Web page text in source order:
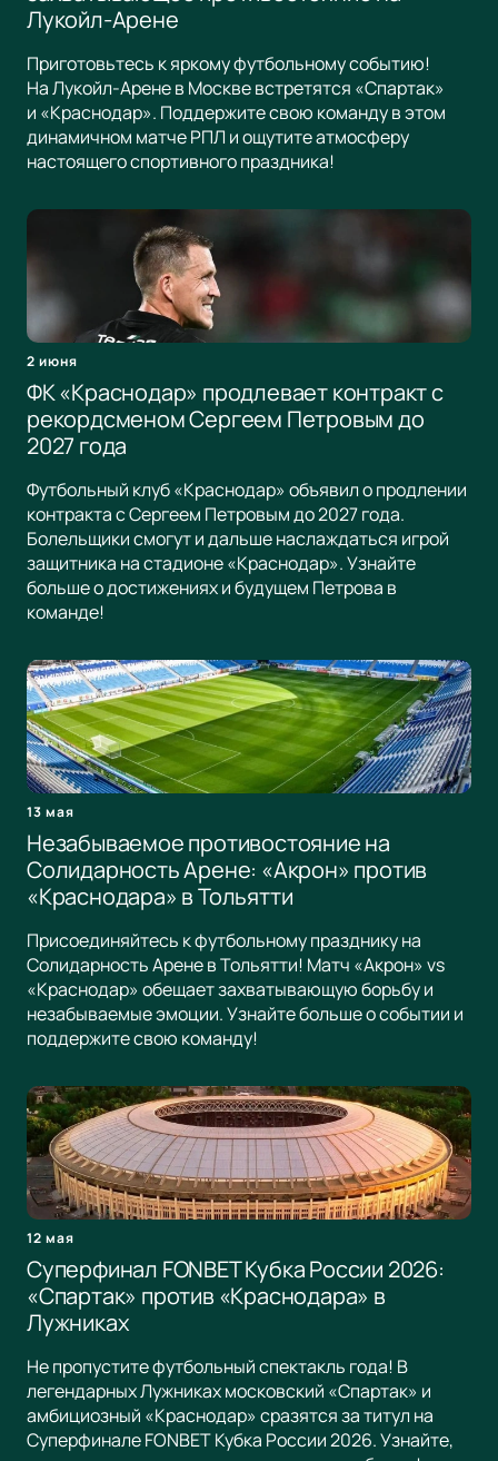
Лукойл-Арене
Приготовьтесь к яркому футбольному событию!
На Лукойл-Арене в Москве встретятся «Спартак»
и «Краснодар». Поддержите свою команду в этом
динамичном матче РПЛ и ощутите атмосферу
настоящего спортивного праздника!
2 июня
ФК «Краснодар» продлевает контракт с
рекордсменом Сергеем Петровым до
2027 года
Футбольный клуб «Краснодар» объявил о продлении
контракта с Сергеем Петровым до 2027 года.
Болельщики смогут и дальше наслаждаться игрой
защитника на стадионе «Краснодар». Узнайте
больше о достижениях и будущем Петрова в
команде!
13 мая
Незабываемое противостояние на
Солидарность Арене: «Акрон» против
«Краснодара» в Тольятти
Присоединяйтесь к футбольному празднику на
Солидарность Арене в Тольятти! Матч «Акрон» vs
«Краснодар» обещает захватывающую борьбу и
незабываемые эмоции. Узнайте больше о событии и
поддержите свою команду!
12 мая
Суперфинал FONBET Кубка России 2026:
«Спартак» против «Краснодара» в
Лужниках
Не пропустите футбольный спектакль года! В
легендарных Лужниках московский «Спартак» и
амбициозный «Краснодар» сразятся за титул на
Суперфинале FONBET Кубка России 2026. Узнайте,